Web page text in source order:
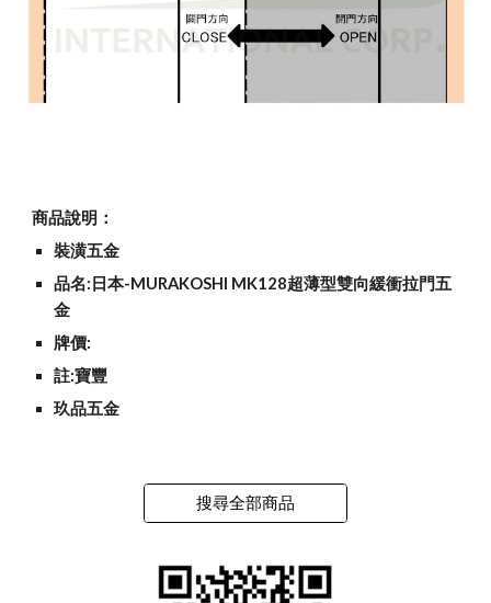
商品說明：
裝潢五金
品名:日本-MURAKOSHI MK128超薄型雙向緩衝拉門五
金
牌價:
註:寶豐
玖品五金
搜尋全部商品